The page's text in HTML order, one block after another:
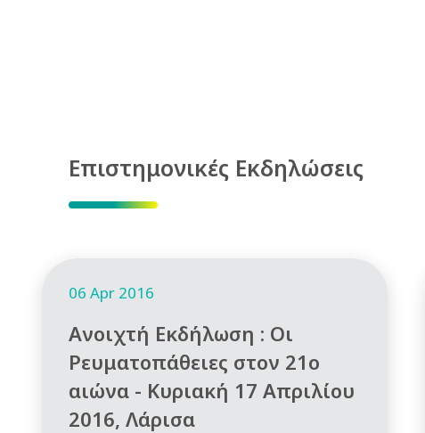
Επιστημονικές Εκδηλώσεις
06 Apr 2016
Ανοιχτή Εκδήλωση : Οι
Ρευματοπάθειες στον 21ο
αιώνα - Κυριακή 17 Απριλίου
2016, Λάρισα